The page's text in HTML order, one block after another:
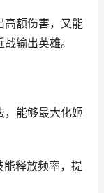
高额伤害，又能
输出英雄。
，能够最大化姬
能释放频率，提